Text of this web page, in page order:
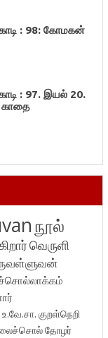
: 98: கோமகன்
: 97. இயல் 20.
காதை
நூல்
வெருளி
உ.வே.சா. குறள்நெறி
தோழர்